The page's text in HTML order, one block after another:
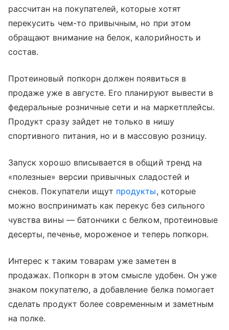
рассчитан на покупателей, которые хотят
перекусить чем-то привычным, но при этом
обращают внимание на белок, калорийность и
состав.
Протеиновый попкорн должен появиться в
продаже уже в августе. Его планируют вывести в
федеральные розничные сети и на маркетплейсы.
Продукт сразу зайдет не только в нишу
спортивного питания, но и в массовую розницу.
Запуск хорошо вписывается в общий тренд на
«полезные» версии привычных сладостей и
снеков. Покупатели ищут продукты, которые
можно воспринимать как перекус без сильного
чувства вины — батончики с белком, протеиновые
десерты, печенье, мороженое и теперь попкорн.
Интерес к таким товарам уже заметен в
продажах. Попкорн в этом смысле удобен. Он уже
знаком покупателю, а добавление белка помогает
сделать продукт более современным и заметным
на полке.